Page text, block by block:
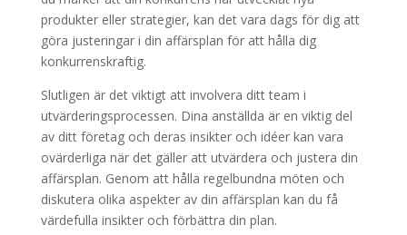
produkter eller strategier, kan det vara dags för dig att
göra justeringar i din affärsplan för att hålla dig
konkurrenskraftig.
Slutligen är det viktigt att involvera ditt team i
utvärderingsprocessen. Dina anställda är en viktig del
av ditt företag och deras insikter och idéer kan vara
ovärderliga när det gäller att utvärdera och justera din
affärsplan. Genom att hålla regelbundna möten och
diskutera olika aspekter av din affärsplan kan du få
värdefulla insikter och förbättra din plan.